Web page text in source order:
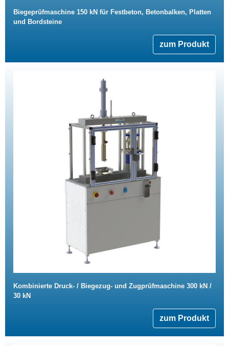
Biegeprüfmaschine 150 kN für Festbeton, Betonbalken, Platten
und Bordsteine
zum Produkt
Kombinierte Druck- / Biegezug- und Zugprüfmaschine 300 kN /
30 kN
zum Produkt